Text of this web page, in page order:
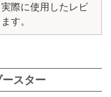
際に使用したレビ
す。
スター